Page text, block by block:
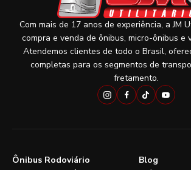
Com mais de 17 anos de experiência, a JM
compra e venda de ônibus, micro-ônibus e
Atendemos clientes de todo o Brasil,
completas para os segmentos de
fretamento.
Ônibus Rodoviário
Blog